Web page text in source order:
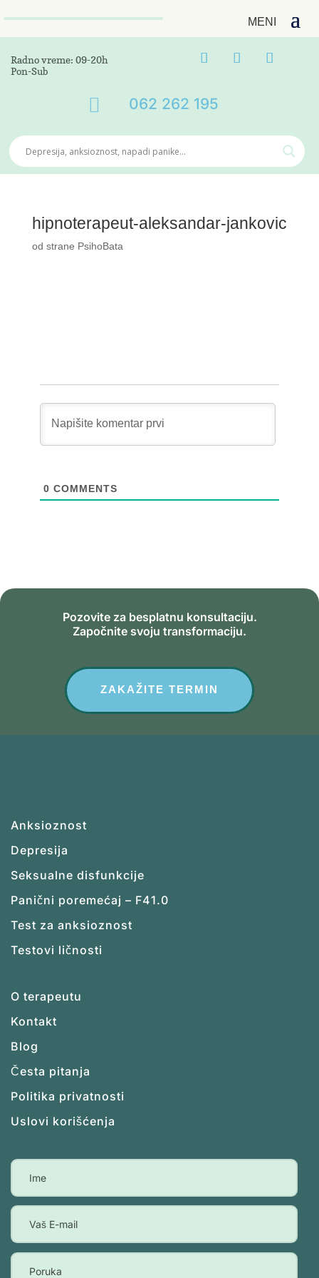
Radno vreme: 09-20h
Pon-Sub
 062 262 195
hipnoterapeut-aleksandar-jankovic
od strane PsihoBata
0 COMMENTS
Pozovite za besplatnu konsultaciju.
Započnite svoju transformaciju.
ZAKAŽITE TERMIN
Anksioznost
Depresija
Seksualne disfunkcije
Panični poremećaj – F41.0
Test za anksioznost
Testovi ličnosti
O terapeutu
Kontakt
Blog
Česta pitanja
Politika privatnosti
Uslovi korišćenja